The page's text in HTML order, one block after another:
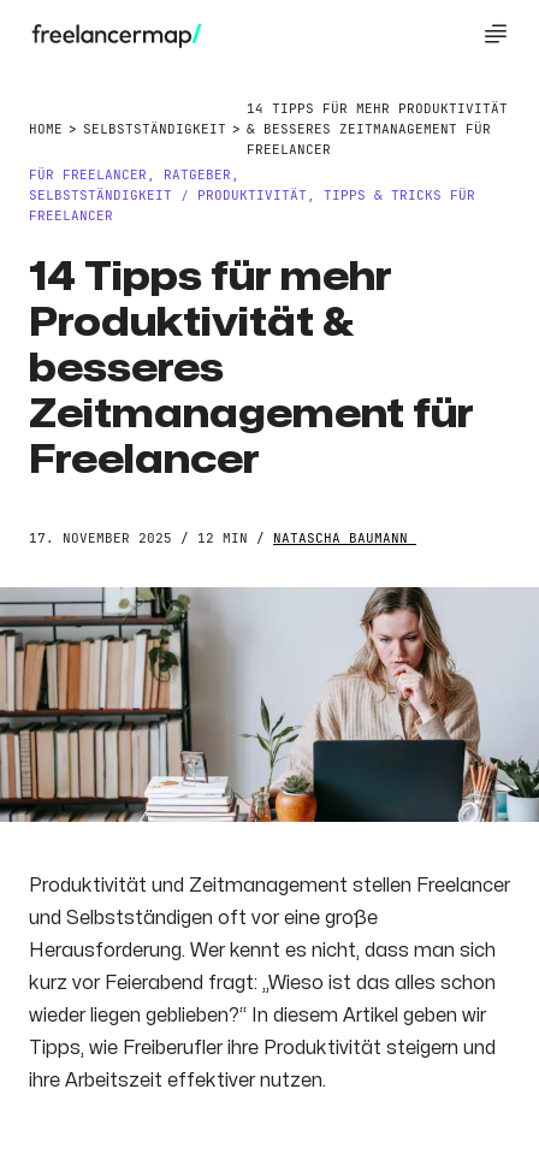
HOME SELBSTSTÄNDIGKEIT
14 TIPPS FÜR MEHR PRODUKTIVITÄT
& BESSERES ZEITMANAGEMENT FÜR
FREELANCER
FÜR FREELANCER , RATGEBER ,
SELBSTSTÄNDIGKEIT
/ PRODUKTIVITÄT , TIPPS & TRICKS FÜR
FREELANCER
14 Tipps für mehr
Produktivität &
besseres
Zeitmanagement für
Freelancer
17. NOVEMBER 2025 / 12 MIN / NATASCHA BAUMANN
Produktivität und Zeitmanagement stellen Freelancer
und Selbstständigen oft vor eine große
Herausforderung. Wer kennt es nicht, dass man sich
kurz vor Feierabend fragt: „Wieso ist das alles schon
wieder liegen geblieben?“ In diesem Artikel geben wir
Tipps, wie Freiberufler ihre Produktivität steigern und
ihre Arbeitszeit effektiver nutzen.